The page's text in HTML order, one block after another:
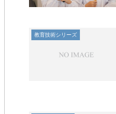
教育技術シリーズ